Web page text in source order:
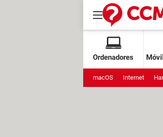
Ordenadores
macOS Internet